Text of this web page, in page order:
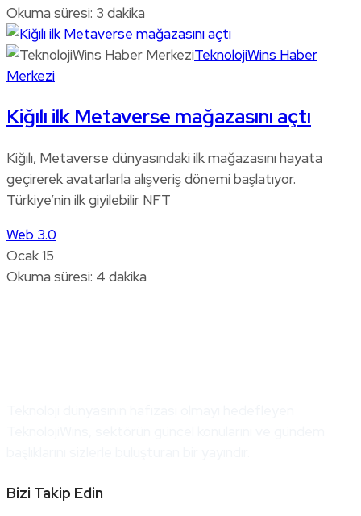
Okuma süresi: 3 dakika
TeknolojiWins Haber
Merkezi
Kiğılı ilk Metaverse mağazasını açtı
Kiğılı, Metaverse dünyasındaki ilk mağazasını hayata
geçirerek avatarlarla alışveriş dönemi başlatıyor.
Türkiye’nin ilk giyilebilir NFT
Web 3.0
Ocak 15
Okuma süresi: 4 dakika
Bizi Takip Edin